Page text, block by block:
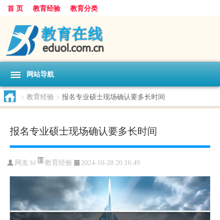
首 页 教育经验 教育分类
网站导航
> 教育经验 > 报名专业硕士现场确认要多长时间
报名专业硕士现场确认要多长时间
网友:bl 教育经验 2024-10-28 20:16:49